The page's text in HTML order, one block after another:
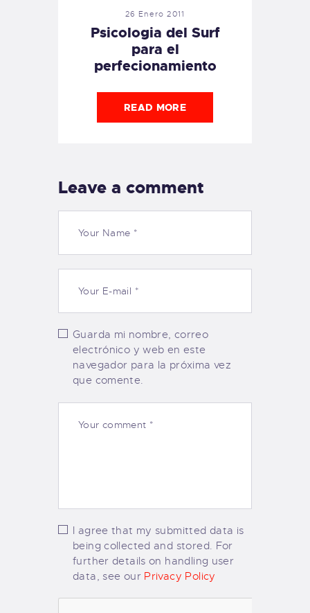
26 Enero 2011
Psicologia del Surf
para el
perfecionamiento
READ MORE
Leave a comment
Guarda mi nombre, correo
electrónico y web en este
navegador para la próxima vez
que comente.
I agree that my submitted data is
being collected and stored. For
further details on handling user
data, see our Privacy Policy